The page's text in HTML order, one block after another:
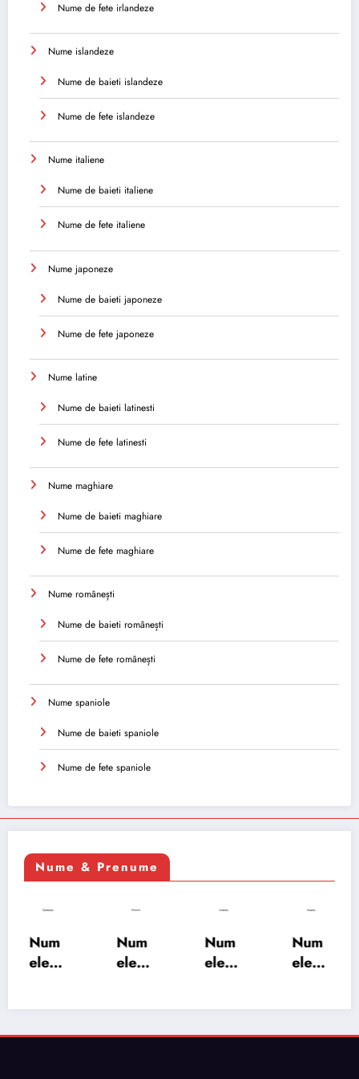
Nume de fete irlandeze
Nume islandeze
Nume de baieti islandeze
Nume de fete islandeze
Nume italiene
Nume de baieti italiene
Nume de fete italiene
Nume japoneze
Nume de baieti japoneze
Nume de fete japoneze
Nume latine
Nume de baieti latinesti
Nume de fete latinesti
Nume maghiare
Nume de baieti maghiare
Nume de fete maghiare
Nume românești
Nume de baieti românești
Nume de fete românești
Nume spaniole
Nume de baieti spaniole
Nume de fete spaniole
Nume & Prenume
Num
ele
semn
Num
ele
semn
Num
ele
semn
Num
ele
ificați